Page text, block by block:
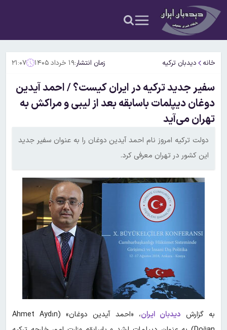
خانه دیدبان ترکیه زمان انتشار:۱۹ خرداد ۱۴۰۵ ۲۱:۰۷
سفیر جدید ترکیه در ایران کیست؟ / احمد آیدین
دوغان دیپلمات باسابقه بعد از لیبی و مراکش به
تهران می‌آید
دولت ترکیه امروز نام احمد آیدین دوغان را به عنوان سفیر جدید
این کشور در تهران معرفی کرد.
به گزارش دیدبان ایران
، «احمد آیدین دوغان» (Ahmet Aydın